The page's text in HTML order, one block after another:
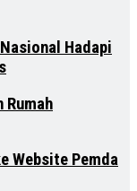
Hadapi
Rumah
Website Pemda